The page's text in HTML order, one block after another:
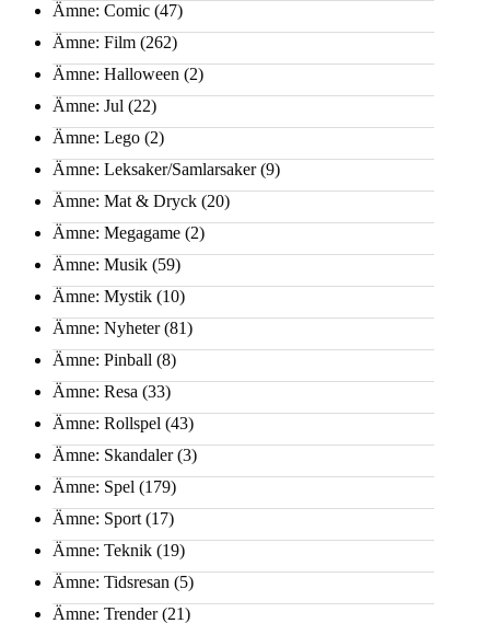
Ämne: Comic (47)
Ämne: Film (262)
Ämne: Halloween (2)
Ämne: Jul (22)
Ämne: Lego (2)
Ämne: Leksaker/Samlarsaker(9)
Ämne: Mat & Dryck (20)
Ämne: Megagame (2)
Ämne: Musik (59)
Ämne: Mystik (10)
Ämne: Nyheter(81)
Ämne: Pinball (8)
Ämne: Resa (33)
Ämne: Rollspel (43)
Ämne: Skandaler(3)
Ämne: Spel (179)
Ämne: Sport (17)
Ämne: Teknik (19)
Ämne: Tidsresan (5)
Ämne: Trender(21)